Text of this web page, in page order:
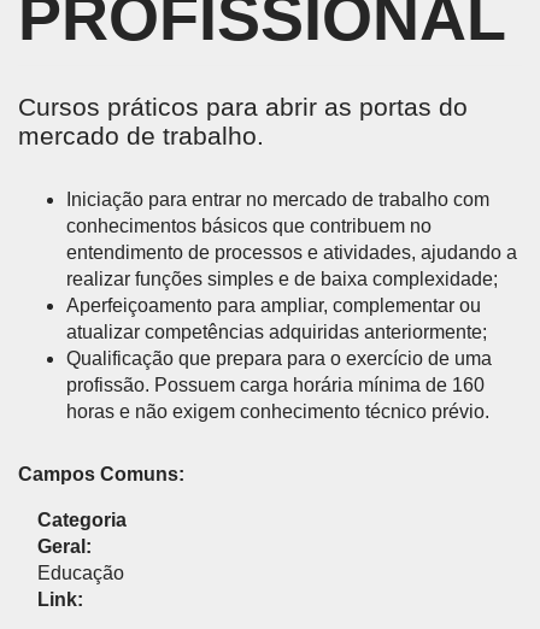
PROFISSIONAL
Cursos práticos para abrir as portas do
mercado de trabalho.
Iniciação para entrar no mercado de trabalho com
conhecimentos básicos que contribuem no
entendimento de processos e atividades, ajudando a
realizar funções simples e de baixa complexidade;
Aperfeiçoamento para ampliar, complementar ou
atualizar competências adquiridas anteriormente;
Qualificação que prepara para o exercício de uma
profissão. Possuem carga horária mínima de 160
horas e não exigem conhecimento técnico prévio.
Campos Comuns:
Categoria
Geral:
Educação
Link: